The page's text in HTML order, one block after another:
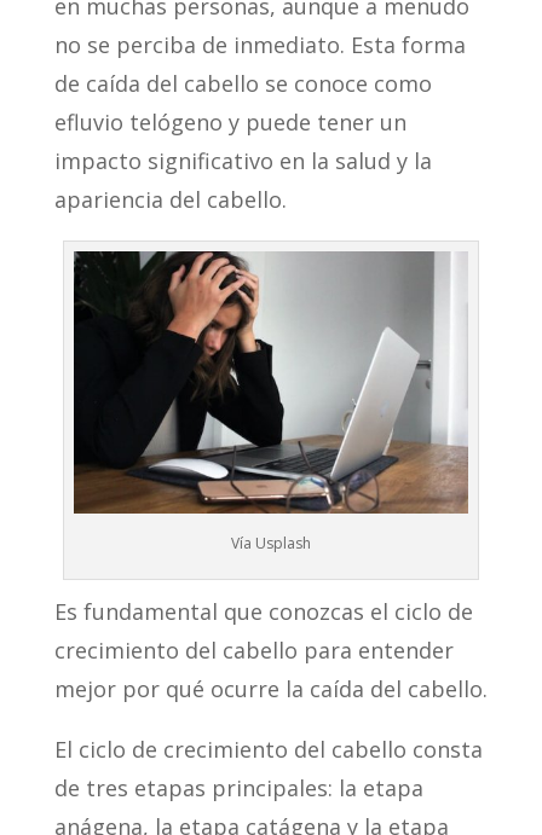
no se perciba de inmediato. Esta forma
de caída del cabello se conoce como
efluvio telógeno y puede tener un
impacto significativo en la salud y la
apariencia del cabello.
Vía Usplash
Es fundamental que conozcas el ciclo de
crecimiento del cabello para entender
mejor por qué ocurre la caída del cabello.
El ciclo de crecimiento del cabello consta
de tres etapas principales: la etapa
anágena, la etapa catágena y la etapa